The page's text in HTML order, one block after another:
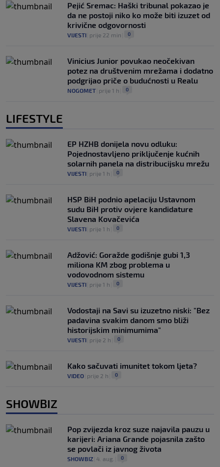
Pejić Sremac: Haški tribunal pokazao je
da ne postoji niko ko može biti izuzet od
krivične odgovornosti
VIJESTI prije 22 min 0
Vinicius Junior povukao neočekivan
potez na društvenim mrežama i dodatno
podgrijao priče o budućnosti u Realu
NOGOMET prije 1 h 0
LIFESTYLE
EP HZHB donijela novu odluku:
Pojednostavljeno priključenje kućnih
solarnih panela na distribucijsku mrežu
VIJESTI prije 1 h 0
HSP BiH podnio apelaciju Ustavnom
sudu BiH protiv ovjere kandidature
Slavena Kovačevića
VIJESTI prije 1 h 0
Adžović: Goražde godišnje gubi 1,3
miliona KM zbog problema u
vodovodnom sistemu
VIJESTI prije 1 h 0
Vodostaji na Savi su izuzetno niski: "Bez
padavina svakim danom smo bliži
historijskim minimumima"
VIJESTI prije 2 h 0
Kako sačuvati imunitet tokom ljeta?
VIDEO prije 2 h 0
SHOWBIZ
Pop zvijezda kroz suze najavila pauzu u
karijeri: Ariana Grande pojasnila zašto
se povlači iz javnog života
SHOWBIZ 4. aug. 0